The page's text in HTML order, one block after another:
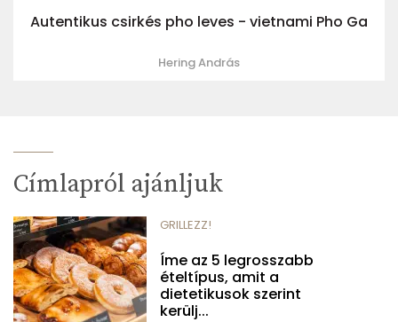
Autentikus csirkés pho leves - vietnami Pho Ga
Hering András
Címlapról ajánljuk
GRILLEZZ!
Íme az 5 legrosszabb
ételtípus, amit a
dietetikusok szerint
kerülj...